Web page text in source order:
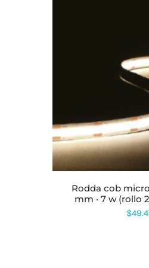
rodda cob micro – tira led ultradelgada 3
mm · 7 w (rollo
$